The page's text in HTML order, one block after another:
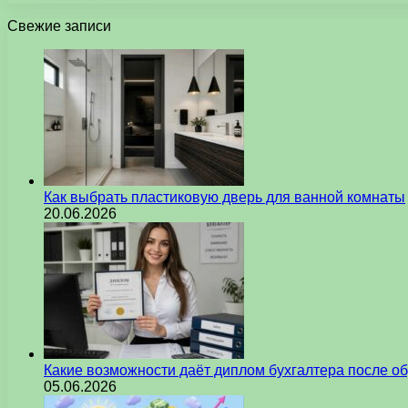
Свежие записи
Как выбрать пластиковую дверь для ванной комнаты
20.06.2026
Какие возможности даёт диплом бухгалтера после
05.06.2026